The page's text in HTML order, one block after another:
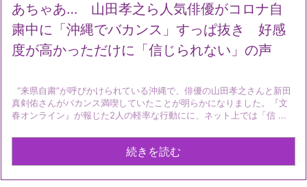
あちゃあ… 山田孝之ら人気俳優がコロナ自
粛中に「沖縄でバカンス」すっぱ抜き 好感
度が高かっただけに「信じられない」の声
“来県自粛”が呼びかけられている沖縄で、俳優の山田孝之さんと新田
真剣佑さんがバカンス満喫していたことが明らかになりました。『文
春オンライン』が報じた2人の軽率な行動にに、ネット上では「信 ...
続きを読む